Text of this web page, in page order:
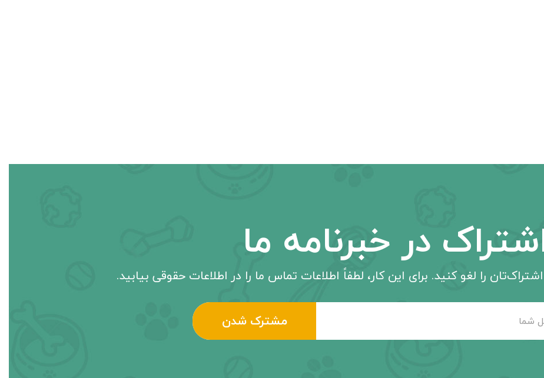
در خبرنامه ما
را لغو کنید. برای این کار، لطفاً اطلاعات تماس ما را در اطلاعات حقوقی بیابید.